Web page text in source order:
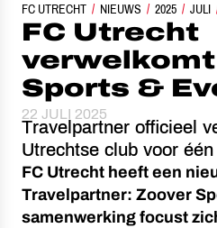
FC UTRECHT NIEUWS 2025 JULI
FC UTRECHT VERWELKOMT
FC Utrecht
Sports &
22 JULI 2025
Travelpartner officieel
Utrechtse club voor
FC Utrecht heeft een
Travelpartner: Zoover
samenwerking focust